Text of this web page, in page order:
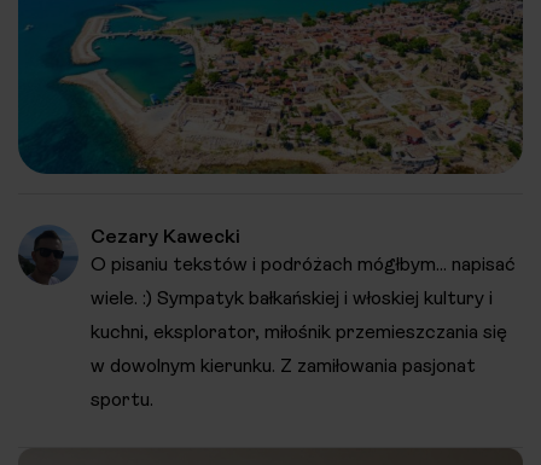
Cezary Kawecki
O pisaniu tekstów i podróżach mógłbym... napisać
wiele. :) Sympatyk bałkańskiej i włoskiej kultury i
kuchni, eksplorator, miłośnik przemieszczania się
w dowolnym kierunku. Z zamiłowania pasjonat
sportu.